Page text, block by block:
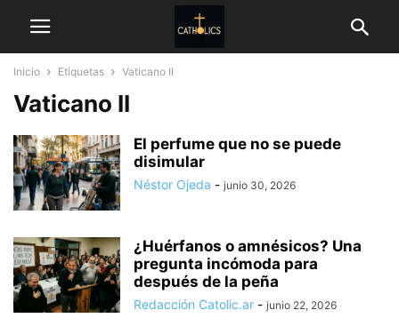
Inicio Etiquetas Vaticano II
Vaticano II
El perfume que no se puede
disimular
Néstor Ojeda - junio 30, 2026
¿Huérfanos o amnésicos? Una
pregunta incómoda para
después de la peña
Redacción Catolic.ar - junio 22, 2026